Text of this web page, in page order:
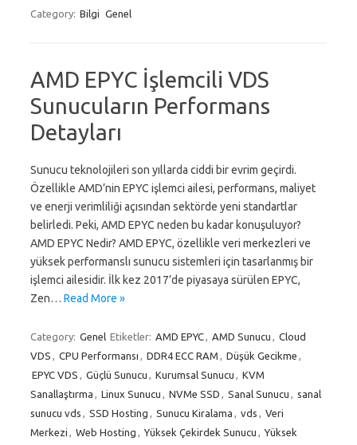
Category: Bilgi Genel
AMD EPYC İşlemcili VDS
Sunucuların Performans
Detayları
Sunucu teknolojileri son yıllarda ciddi bir evrim geçirdi.
Özellikle AMD’nin EPYC işlemci ailesi, performans, maliyet
ve enerji verimliliği açısından sektörde yeni standartlar
belirledi. Peki, AMD EPYC neden bu kadar konuşuluyor?
AMD EPYC Nedir? AMD EPYC, özellikle veri merkezleri ve
yüksek performanslı sunucu sistemleri için tasarlanmış bir
işlemci ailesidir. İlk kez 2017’de piyasaya sürülen EPYC,
Zen… Read More »
Category: Genel Etiketler: AMD EPYC, AMD Sunucu , Cloud
VDS , CPU Performansı , DDR4 ECC RAM , Düşük Gecikme ,
EPYC VDS , Güçlü Sunucu , Kurumsal Sunucu , KVM
Sanallaştırma , Linux Sunucu , NVMe SSD , Sanal Sunucu , sanal
sunucu vds , SSD Hosting , Sunucu Kiralama , vds , Veri
Merkezi , Web Hosting , Yüksek Çekirdek Sunucu , Yüksek